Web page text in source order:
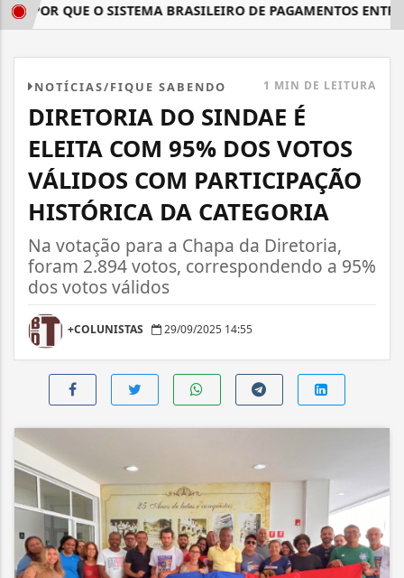
QUE O SISTEMA BRASILEIRO DE PAGAMENTOS ENTROU
NOTÍCIAS/FIQUE SABENDO 1 MIN DE LEITURA
DIRETORIA DO SINDAE É
ELEITA COM 95% DOS VOTOS
VÁLIDOS COM PARTICIPAÇÃO
HISTÓRICA DA CATEGORIA
Na votação para a Chapa da Diretoria,
foram 2.894 votos, correspondendo a 95%
dos votos válidos
+COLUNISTAS 29/09/2025 14:55